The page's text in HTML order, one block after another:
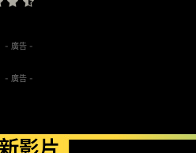
- 廣告 -
- 廣告 -
影片